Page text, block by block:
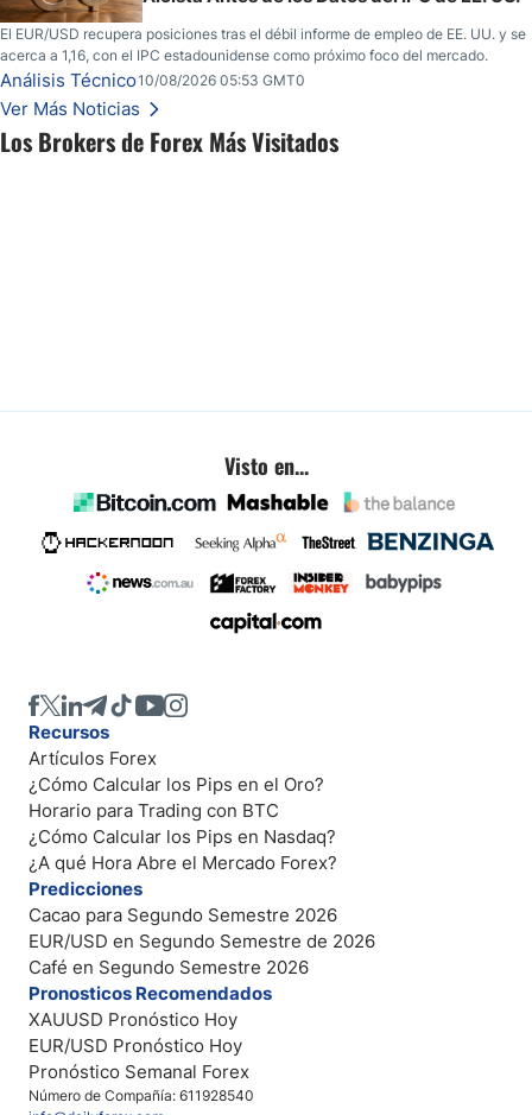
Los Brokers de Forex Más Visitados
El EUR/USD recupera posiciones tras el débil informe de empleo de EE. UU. y se
acerca a 1,16, con el IPC estadounidense como próximo foco del mercado.
Análisis Técnico10/08/2026 05:53 GMT0
Ver Más Noticias
Visto en...
Número de Compañía: 611928540
Recursos
Artículos Forex
¿Cómo Calcular los Pips en el Oro?
Horario para Trading con BTC
¿Cómo Calcular los Pips en Nasdaq?
¿A qué Hora Abre el Mercado Forex?
Predicciones
Cacao para Segundo Semestre 2026
EUR/USD en Segundo Semestre de 2026
Café en Segundo Semestre 2026
Pronosticos Recomendados
XAUUSD Pronóstico Hoy
EUR/USD Pronóstico Hoy
Pronóstico Semanal Forex